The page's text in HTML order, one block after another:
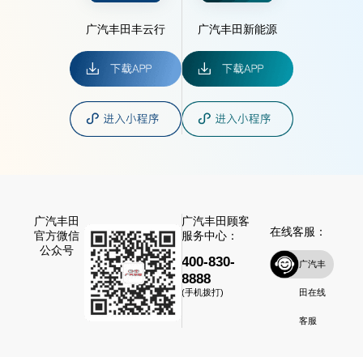
广汽丰田丰云行 广汽丰田新能源
广汽丰田
官方微信
公众号
广汽丰田顾客
服务中心：
400-830-
8888
(手机拨打)
在线客服：
广汽丰
田在线
客服